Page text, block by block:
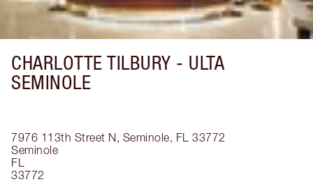
CHARLOTTE TILBURY - ULTA
SEMINOLE
7976 113th Street N, Seminole, FL 33772
Seminole
FL
33772